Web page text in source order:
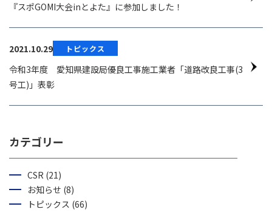
『スポGOMI大会inとよた』に参加しました！
2021.10.29 トピックス
令和3年度 愛知県建設局優良工事施工業者「道路改良工事(3
号工)」表彰
カテゴリー
CSR (21)
お知らせ (8)
トピックス (66)